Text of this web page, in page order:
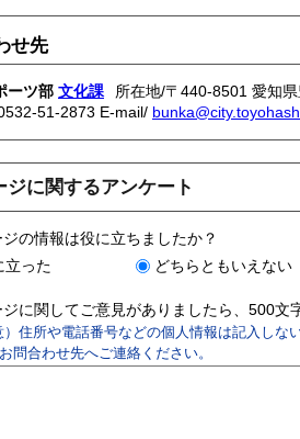
せ先
ーツ部 文化課
所在地/〒440-8501 愛知
51-2873 E-mail/
ジに関するアンケート
ジの情報は役に立ちましたか？
立った
どちらともいえない
に関してご意見がありましたら、500文
）住所や電話番号などの個人情報は記入し
問合わせ先へご連絡ください。